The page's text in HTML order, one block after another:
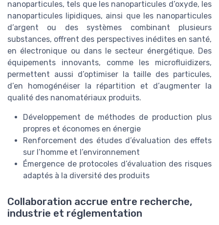
nanoparticules, tels que les nanoparticules d’oxyde, les
nanoparticules lipidiques, ainsi que les nanoparticules
d’argent ou des systèmes combinant plusieurs
substances, offrent des perspectives inédites en santé,
en électronique ou dans le secteur énergétique. Des
équipements innovants, comme les microfluidizers,
permettent aussi d’optimiser la taille des particules,
d’en homogénéiser la répartition et d’augmenter la
qualité des nanomatériaux produits.
Développement de méthodes de production plus
propres et économes en énergie
Renforcement des études d’évaluation des effets
sur l’homme et l’environnement
Émergence de protocoles d’évaluation des risques
adaptés à la diversité des produits
Collaboration accrue entre recherche,
industrie et réglementation